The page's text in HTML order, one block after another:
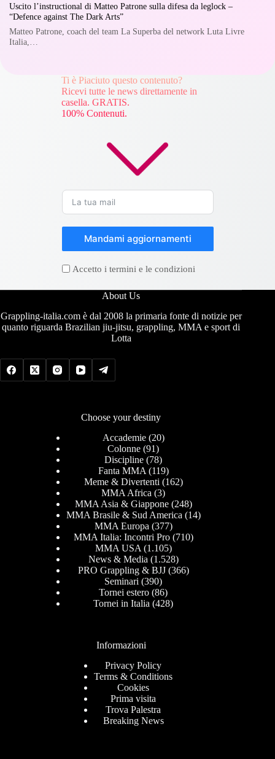
Uscito l’instructional di Matteo Patrone sulla difesa da leglock –
“Defence against The Dark Arts”
Matteo Patrone, coach del team La Superba del network Luta Livre
Italia,…
Ti è Piaciuto questo contenuto?
Ricevi tutte le news direttamente in
casella. GRATIS.
100% Contenuti.
Mandami aggiornamenti
Accetto i termini e le condizioni
About Us
Grappling-italia.com è dal 2008 la primaria fonte di notizie per
quanto riguarda Brazilian jiu-jitsu, grappling, MMA e sport di
Lotta
Choose your destiny
Accademie(20)
Colonne (91)
Discipline (78)
Fanta MMA (119)
Meme & Divertenti (162)
MMA Africa (3)
MMA Asia & Giappone(248)
MMA Brasile & Sud America (14)
MMA Europa (377)
MMA Italia: Incontri Pro(710)
MMA USA (1.105)
News & Media (1.528)
PRO Grappling & BJJ(366)
Seminari (390)
Tornei estero (86)
Tornei in Italia (428)
Informazioni
Privacy Policy
Terms & Conditions
Cookies
Prima visita
Trova Palestra
Breaking News